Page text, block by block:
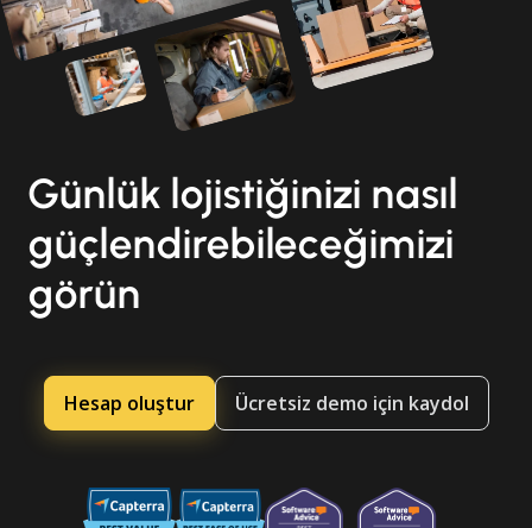
Günlük lojistiğinizi nasıl
güçlendirebileceğimizi
görün
Hesap oluştur Ücretsiz demo için kaydol